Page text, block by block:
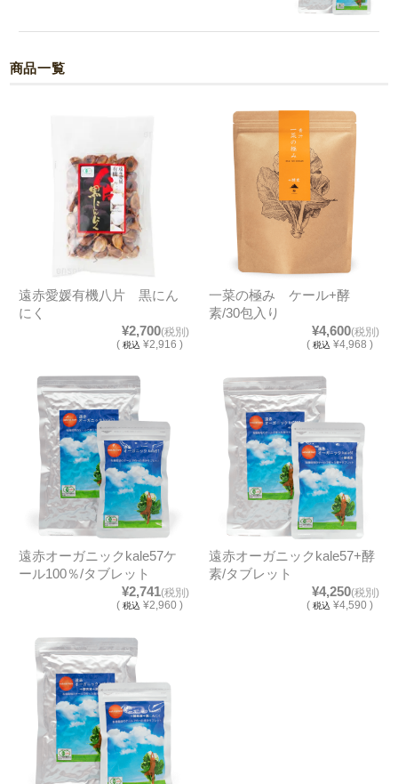
商品一覧
遠赤愛媛有機八片 黒にん
にく
¥2,700(税別)
(税込 ¥2,916 )
一菜の極み ケール+酵
素/30包入り
¥4,600(税別)
( 税込 ¥4,968 )
遠赤オーガニックkale57ケ
ール100％/タブレット
¥2,741(税別)
(税込 ¥2,960 )
遠赤オーガニックkale57+酵
素/タブレット
¥4,250(税別)
( 税込 ¥4,590 )